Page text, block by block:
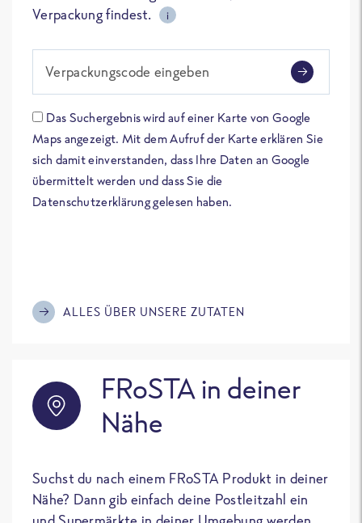
Verpackung findest.
i
Verpackungscode eingeben
Das Suchergebnis wird auf einer Karte von Google
Maps angezeigt. Mit dem Aufruf der Karte erklären Sie
sich damit einverstanden, dass Ihre Daten an Google
übermittelt werden und dass Sie die
Datenschutzerklärung gelesen haben.
ALLES ÜBER UNSERE ZUTATEN
FRoSTA in deiner
Nähe
Suchst du nach einem FRoSTA Produkt in deiner
Nähe? Dann gib einfach deine Postleitzahl ein